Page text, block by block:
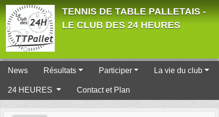
TENNIS DE TABLE PALLETAIS -
LE CLUB DES 24 HEURES
News Résultats Participer La vie du club
24 HEURES Contact et Plan
Panneau de gestion des cookies